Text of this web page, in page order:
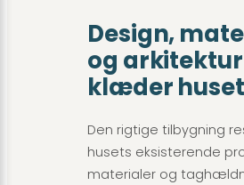
Design,
og
klæder huset
Den rigtige tilbygning
husets eksisterende
materialer og